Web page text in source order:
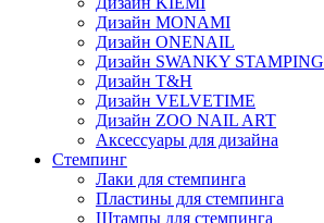
Дизайн MONAMI
Дизайн ONENAIL
Дизайн SWANKY STAMPING
Дизайн T&H
Дизайн VELVETIME
Дизайн ZOO NAIL ART
Аксессуары для дизайна
Стемпинг
Лаки для стемпинга
Пластины для стемпинга
Штампы для стемпинга